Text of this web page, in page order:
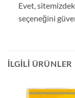
Evet,
seçeneğini
İLGILI ÜRÜNLER